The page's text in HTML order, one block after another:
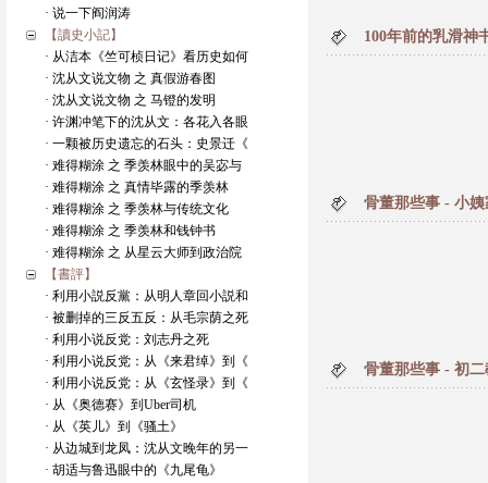
· 说一下阎润涛
【讀史小記】
· 从洁本《竺可桢日记》看历史如何
· 沈从文说文物 之 真假游春图
· 沈从文说文物 之 马镫的发明
· 许渊冲笔下的沈从文：各花入各眼
· 一颗被历史遗忘的石头：史景迁《
· 难得糊涂 之 季羡林眼中的吴宓与
· 难得糊涂 之 真情毕露的季羡林
· 难得糊涂 之 季羡林与传统文化
· 难得糊涂 之 季羡林和钱钟书
· 难得糊涂 之 从星云大师到政治院
【書評】
· 利用小説反黨：从明人章回小説和
· 被删掉的三反五反：从毛宗荫之死
· 利用小说反党：刘志丹之死
· 利用小说反党：从《来君绰》到《
· 利用小说反党：从《玄怪录》到《
· 从《奥德赛》到Uber司机
· 从《英儿》到《骚土》
· 从边城到龙凤：沈从文晚年的另一
· 胡适与鲁迅眼中的《九尾龟》
100年前的乳滑神
骨董那些事 - 小姨
骨董那些事 - 初